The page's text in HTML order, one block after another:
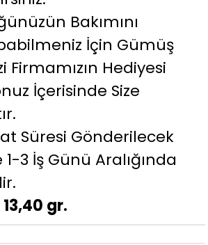
Bakımını
İçin Gümüş
Firmamızın Hediyesi
İçerisinde Size
Süresi Gönderilecek
3 İş Günü Aralığında
13,40 gr.